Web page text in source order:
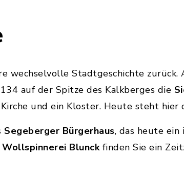
wechselvolle Stadtgeschichte zurück.
auf der Spitze des Kalkberges die
und ein Kloster. Heute steht hier
Segeberger Bürgerhaus, das heute ein
Wollspinnerei Blunckfinden Sie ein